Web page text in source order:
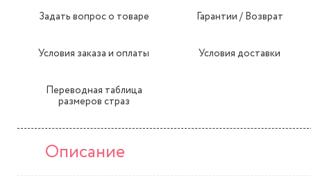
Задать вопрос о товаре Гарантии / Возврат
Условия заказа и оплаты Условия доставки
Переводная таблица
размеров страз
Описание